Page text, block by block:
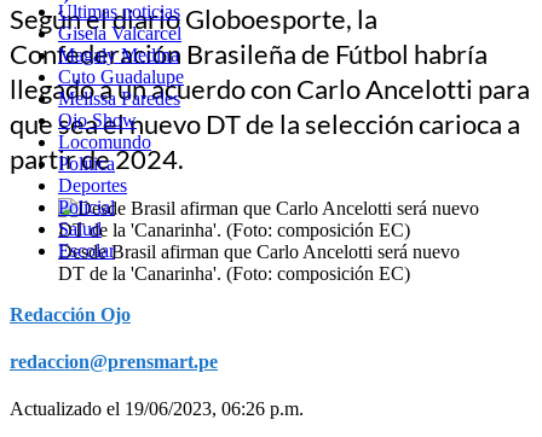
Últimas noticias
Gisela Valcarcel
Magaly Medina
Cuto Guadalupe
Melissa Paredes
Ojo Show
Locomundo
Política
Deportes
Policial
Salud
Escolar
Según el diario Globoesporte, la
Confederación Brasileña de Fútbol habría
llegado a un acuerdo con Carlo Ancelotti para
que sea el nuevo DT de la selección carioca a
partir de 2024.
Desde Brasil afirman que Carlo Ancelotti será nuevo
DT de la 'Canarinha'. (Foto: composición EC)
Redacción Ojo
redaccion@prensmart.pe
Actualizado el 19/06/2023, 06:26 p.m.